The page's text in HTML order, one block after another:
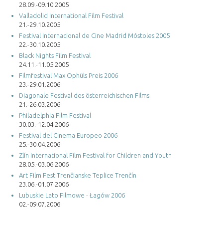
28.09.-09.10.2005
Valladolid International Film Festival
21.-29.10.2005
Festival Internacional de Cine Madrid Móstoles 2005
22.-30.10.2005
Black Nights Film Festival
24.11.-11.05.2005
Filmfestival Max Ophüls Preis 2006
23.-29.01.2006
Diagonale Festival des österreichischen Films
21.-26.03.2006
Philadelphia Film Festival
30.03.-12.04.2006
Festival del Cinema Europeo 2006
25.-30.04.2006
Zlín International Film Festival for Children and Youth
28.05.-03.06.2006
Art Film Fest Trenčianske Teplice Trenčín
23.06.-01.07.2006
Lubuskie Lato Filmowe - Łagów 2006
02.-09.07.2006